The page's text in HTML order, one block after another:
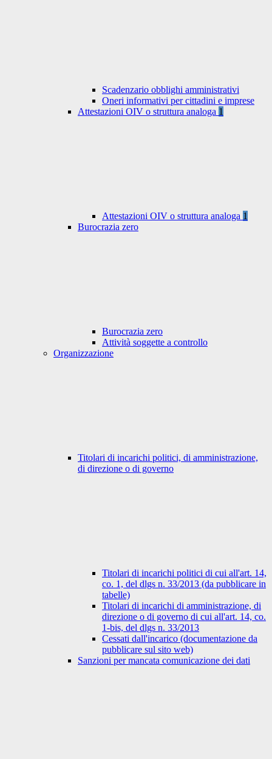
Scadenzario obblighi amministrativi
Oneri informativi per cittadini e imprese
Attestazioni OIV o struttura analoga 1
Attestazioni OIV o struttura analoga 1
Burocrazia zero
Burocrazia zero
Attività soggette a controllo
Organizzazione
Titolari di incarichi politici, di amministrazione,
di direzione o di governo
Titolari di incarichi politici di cui all'art. 14,
co. 1, del dlgs n. 33/2013 (da pubblicare in
tabelle)
Titolari di incarichi di amministrazione, di
direzione o di governo di cui all'art. 14, co.
1-bis, del dlgs n. 33/2013
Cessati dall'incarico (documentazione da
pubblicare sul sito web)
Sanzioni per mancata comunicazione dei dati